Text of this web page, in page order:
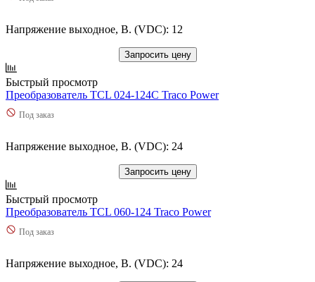
Напряжение выходное, В. (VDC): 12
Запросить цену
Быстрый просмотр
Преобразователь TCL 024-124C Traco Power
Под заказ
Напряжение выходное, В. (VDC): 24
Запросить цену
Быстрый просмотр
Преобразователь TCL 060-124 Traco Power
Под заказ
Напряжение выходное, В. (VDC): 24